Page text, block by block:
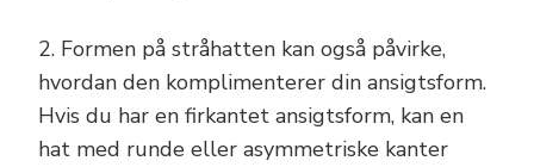
2. Formen på stråhatten kan også påvirke,
hvordan den komplimenterer din ansigtsform.
Hvis du har en firkantet ansigtsform, kan en
hat med runde eller asymmetriske kanter